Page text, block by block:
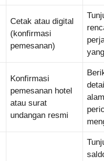
Cetak atau digital
(konfirmasi
pemesanan)
Konfirmasi
pemesanan hotel
atau surat
undangan resmi